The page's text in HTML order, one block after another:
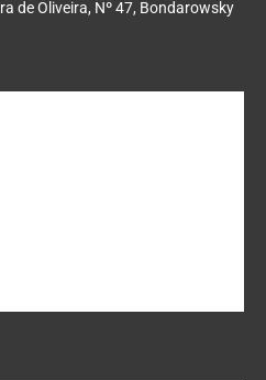
de Oliveira, Nº 47, Bondarowsky